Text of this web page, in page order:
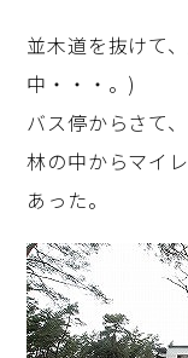
並木道を抜けて
中・・・。)
バス停からさて
林の中からマイ
あった。